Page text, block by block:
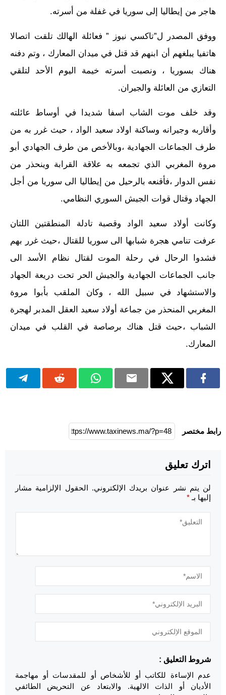
هاجر من إيطاليا إلى سوريا في غفلة من أسرته.
ووفق المصدر ل”تاكسي نيوز ” فعائلة الهالك تلقت اتصالا
هاتفيا يبلغهم أن ابنهم قد قتل في ميدان المعارك ، وتم دفنه
هناك بسوريا ، ونصبت أسرته خيمة اليوم الأحد لتلقي
التعازي من العائلة والجيران.
وقد خلف موت الشاب اسفا شديدا في أوساط عائلته
وأقاربه وجيرانه وساكنة اولاد سعيد الواد ، حيث غرر به من
طرف الجماعات الجهادية ،وبالأخص من طرف الجهادي أبو
مروة المغربي الذي تجمعه به علاقة القرابة وينحذر من
نفس الدوار ،فأقنعه بالرحيل من إيطاليا الى سوريا من أجل
الجهاد وقتال قوات الجيش السوري النظامي.
وكانت أولاد سعيد الواد وقصبة تادلة المنطقتين اللتان
عرفت تنامي هجرة شبابها الى سوريا للقتال ،حيث غرر بهم
فشدوا الرحال في رحلة الموت لقتال نظام الأسد الى
جانب الجماعات الجهادية والجيش الحر تحت دريعة الجهاد
والاستشهاد في سبيل الله ، وكان الملقب بأبوا مروة
المغربي المنحذر من جماعة أولاد سعيد العقل المدبر لهجرة
الشباب ،حيث قتل هناك برصاصة في القلب في ميدان
المعارك.
رابط مختصر
اترك تعليق
لن يتم نشر عنوان بريدك الإلكتروني. الحقول الإلزامية مشار
إليها بـ*
شروط التعليق :
عدم الإساءة للكاتب أو للأشخاص أو للمقدسات أو مهاجمة
الأديان أو الذات الالهية. والابتعاد عن التحريض الطائفي